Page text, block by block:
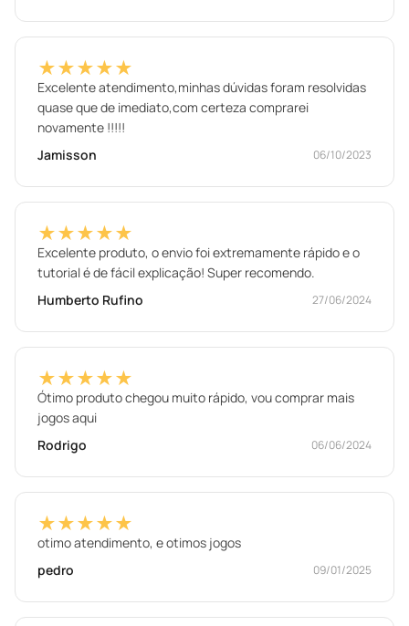
★★★★★
Excelente atendimento,minhas dúvidas foram resolvidas
quase que de imediato,com certeza comprarei
novamente !!!!!
Jamisson
06/10/2023
★★★★★
Excelente produto, o envio foi extremamente rápido e o
tutorial é de fácil explicação! Super recomendo.
Humberto Rufino
27/06/2024
★★★★★
Ótimo produto chegou muito rápido, vou comprar mais
jogos aqui
Rodrigo
06/06/2024
★★★★★
otimo atendimento, e otimos jogos
pedro
09/01/2025